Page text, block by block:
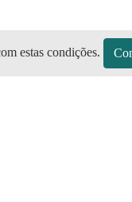
estas condições.